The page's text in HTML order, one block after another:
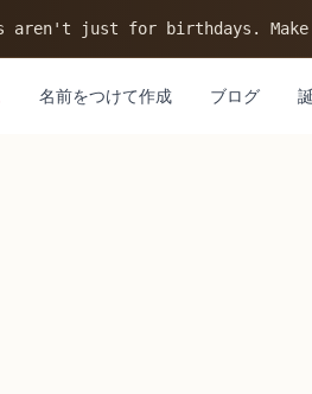
aren't just for birthdays. Make
名前をつけて作成 ブログ